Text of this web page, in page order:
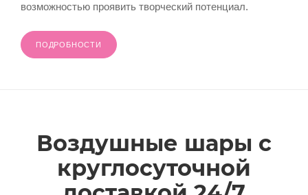
возможностью проявить творческий потенциал.
ПОДРОБНОСТИ
Воздушные шары с
круглосуточной